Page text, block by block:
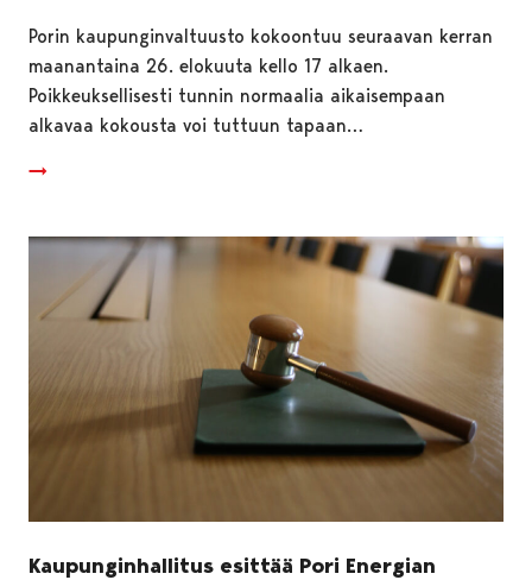
Porin kaupunginvaltuusto kokoontuu seuraavan kerran
maanantaina 26. elokuuta kello 17 alkaen.
Poikkeuksellisesti tunnin normaalia aikaisempaan
alkavaa kokousta voi tuttuun tapaan…
Kaupunginhallitus esittää Pori Energian